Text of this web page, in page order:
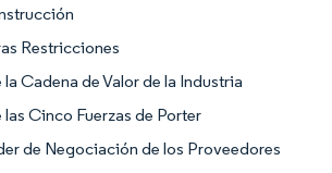
Restricciones
Cadena de Valor de la Industria
las Cinco Fuerzas de Porter
de Negociación de los Proveedores